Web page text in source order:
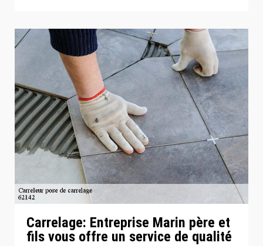
Carrelage: Entreprise Marin père et
fils vous offre un service de qualité